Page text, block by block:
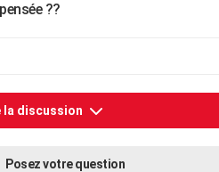
??
discussion
Posez votre question